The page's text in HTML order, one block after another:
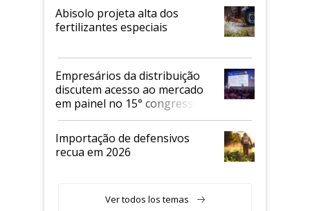
Abisolo projeta alta dos
fertilizantes especiais
Empresários da distribuição
discutem acesso ao mercado
em painel no 15° congresso
Andav
Importação de defensivos
recua em 2026
Ver todos los temas